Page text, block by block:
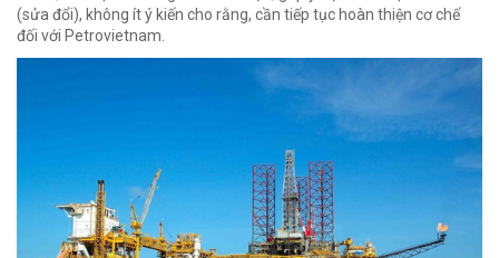
(sửa đổi), không ít ý kiến cho rằng, cần tiếp tục hoàn thiện cơ chế
đối với Petrovietnam.